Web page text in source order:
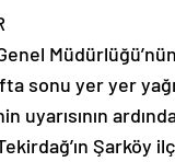
sonu yer yer
uyarısının
Şarköy